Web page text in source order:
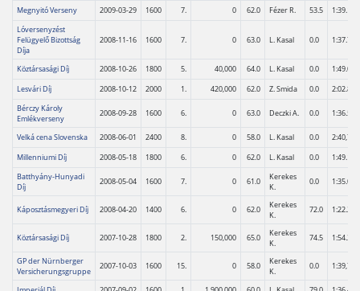
Megnyitó Verseny
2009-03-29 1600 7. 0 62.0 Fézer R. 53.5
1:39.1
Lóversenyzést
Felügyelő Bizottság
Díja
2008-11-16 1600 7. 0 63.0 L. Kasal 0.0 1:37.7
Köztársasági Díj 2008-10-26 1800 5. 40,000 64.0 L. Kasal 0.0
1:49.0
Lesvári Díj
2008-10-12 2000 1. 420,000 62.0 Z. Smida 0.0
2:02.8
Bérczy Károly
Emlékverseny
2008-09-28 1600 6. 0 63.0 Deczki A. 0.0 1:36.5
Velká cena Slovenska 2008-06-01 2400 8. 0 58.0 L. Kasal 0.0
2:40,73
Millenniumi Díj
2008-05-18 1800 6. 0 62.0 L. Kasal 0.0
1:49.1
Batthyány-Hunyadi
Díj
2008-05-04 1600 7. 0 61.0
Kerekes
K.
0.0 1:35.0
Káposztásmegyeri Díj 2008-04-20 1400 6. 0 62.0
Kerekes
K.
72.0 1:22.2
Köztársasági Díj 2007-10-28 1800 2. 150,000 65.0
Kerekes
K.
74.5 1:54.3
GP der Nürnberger
Versicherungsgruppe
2007-10-03 1600 15. 0 58.0
Kerekes
K.
0.0 1:39,74